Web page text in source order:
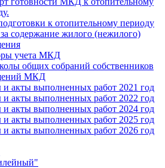
к отопительному периоду
содержание жилого (нежилого)
учета МКД
общих собраний собственников
МКД
акты выполненных работ 2021 год
акты выполненных работ 2022 год
акты выполненных работ 2024 год
акты выполненных работ 2025 год
акты выполненных работ 2026 год